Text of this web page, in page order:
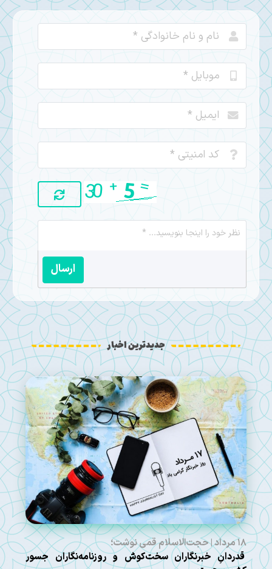
ارسال
جدیدترین اخبار
۱۸ مرداد | حجت‌الاسلام قمی نوشت؛
قدردانِ خبرنگاران سخت‌کوش و روزنامه‌نگاران جسور